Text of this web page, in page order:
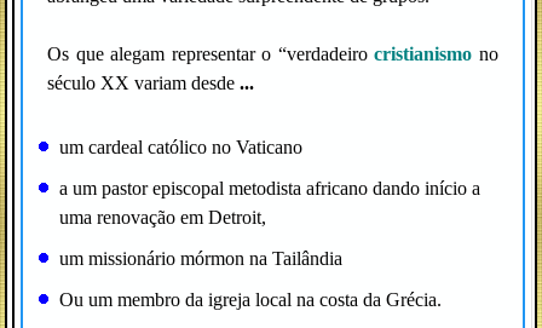
Os que alegam representar o “verdadeirocristianismo no
século XX variam desde ...
um cardeal católico no Vaticano
a um pastor episcopal metodista africano dando início a
uma renovação em Detroit,
um missionário mórmon na Tailândia
Ou um membro da igreja local na costa da Grécia.